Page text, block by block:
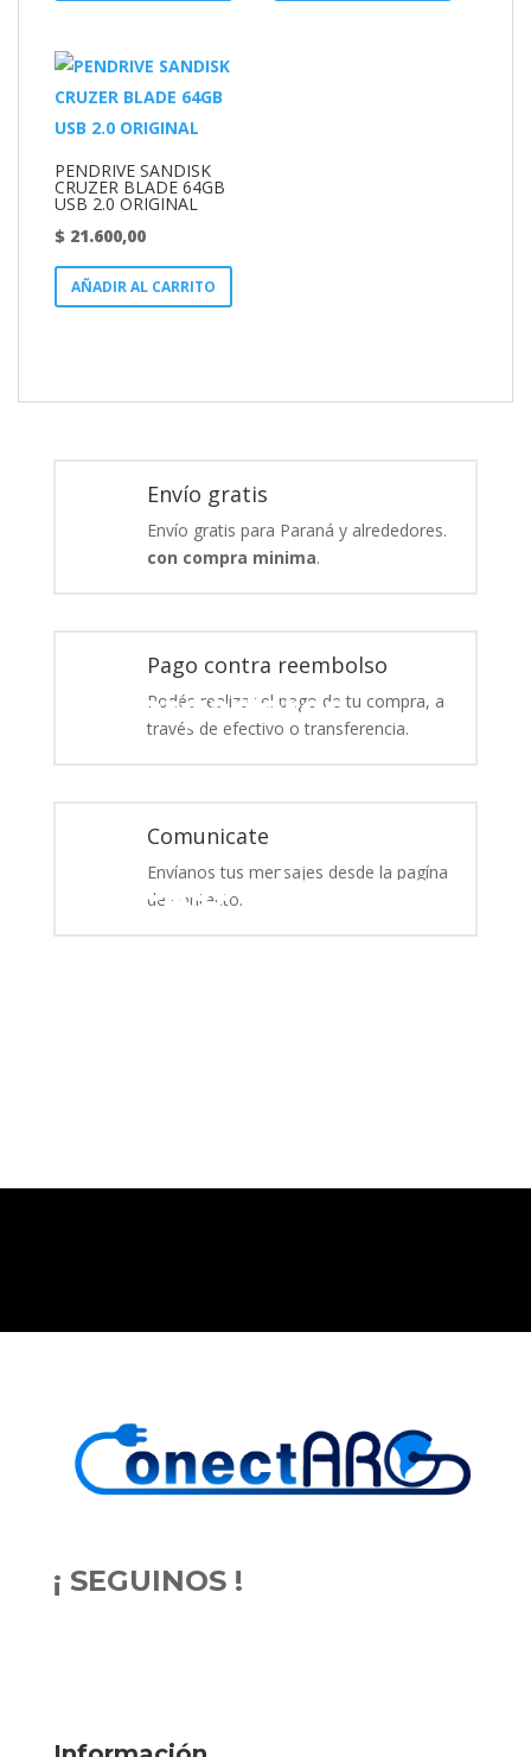
PENDRIVE SANDISK
CRUZER BLADE 64GB
USB 2.0 ORIGINAL
$ 21.600,00
AÑADIR AL CARRITO
Envío gratis
Envío gratis para Paraná y alrededores.
con compra minima.
Pago contra reembolso
Podés realizar el pago de tu compra, a
través de efectivo o transferencia.
Comunicate
Envíanos tus mensajes desde la pagína
de contacto.
Accesorios para
tu PC
Cargadores
¡ SEGUINOS !